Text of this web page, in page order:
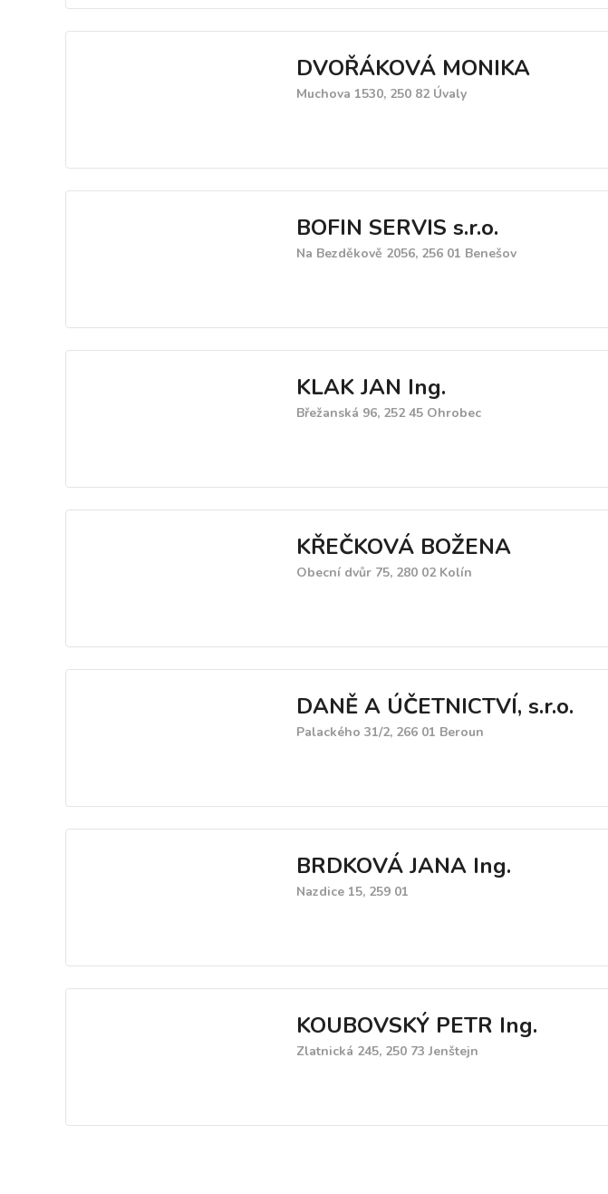
DVOŘÁKOVÁ MONIKA
Muchova 1530, 250 82 Úvaly
BOFIN SERVIS s.r.o.
Na Bezděkově 2056, 256 01 Benešov
KLAK JAN Ing.
Břežanská 96, 252 45 Ohrobec
KŘEČKOVÁ BOŽENA
Obecní dvůr 75, 280 02 Kolín
DANĚ A ÚČETNICTVÍ, s.r.o.
Palackého 31/2, 266 01 Beroun
BRDKOVÁ JANA Ing.
Nazdice 15, 259 01
KOUBOVSKÝ PETR Ing.
Zlatnická 245, 250 73 Jenštejn